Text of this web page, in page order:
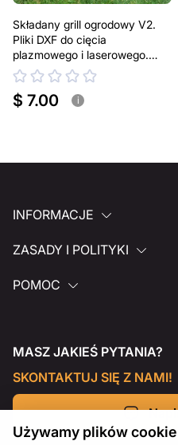
Składany grill ogrodowy V2.
Pliki DXF do cięcia
plazmowego i laserowego.
Przenośny grill BBQ
$ 7.00 i
INFORMACJE
ZASADY I POLITYKI
POMOC
MASZ JAKIEŚ PYTANIA?
SKONTAKTUJ SIĘ Z NAMI!
Używamy plików cookie